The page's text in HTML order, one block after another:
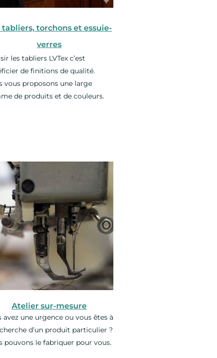
tabliers, torchons et essuie-
verres
les tabliers LVTex c’est
de finitions de qualité.
vous proposons une large
de produits et de couleurs.
Atelier sur-mesure
avez une urgence ou vous êtes à
d’un produit particulier ?
pouvons le fabriquer pour vous.